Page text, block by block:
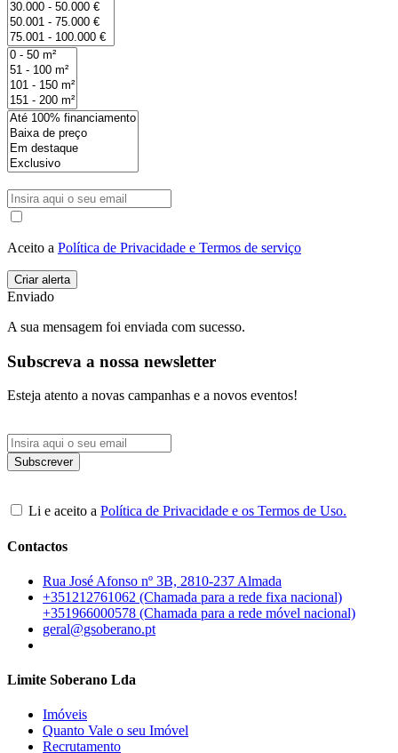
Aceito a Política de Privacidade e Termos de serviço
Enviado
A sua mensagem foi enviada com sucesso.
Subscreva a nossa newsletter
Esteja atento a novas campanhas e a novos eventos!
Li e aceito a Política de Privacidade e os Termos de Uso.
Contactos
Rua José Afonso nº 3B, 2810-237 Almada
+351212761062 (Chamada para a rede fixa nacional)
+351966000578 (Chamada para a rede móvel nacional)
geral@gsoberano.pt
Limite Soberano Lda
Imóveis
Quanto Vale o seu Imóvel
Recrutamento